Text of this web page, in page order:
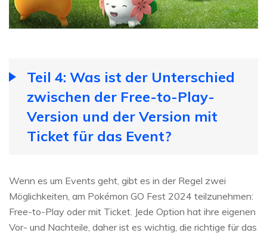
Teil 4: Was ist der Unterschied
zwischen der Free-to-Play-
Version und der Version mit
Ticket für das Event?
Wenn es um Events geht, gibt es in der Regel zwei
Möglichkeiten, am Pokémon GO Fest 2024 teilzunehmen:
Free-to-Play oder mit Ticket. Jede Option hat ihre eigenen
Vor- und Nachteile, daher ist es wichtig, die richtige für das